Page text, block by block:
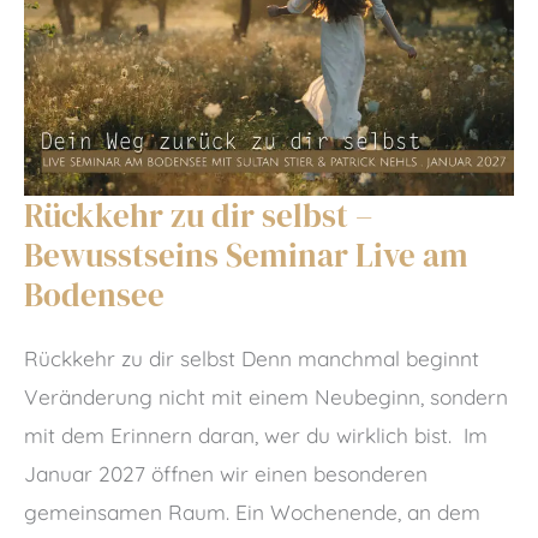
Rückkehr zu dir selbst –
Bewusstseins Seminar Live am
Bodensee
Rückkehr zu dir selbst Denn manchmal beginnt
Veränderung nicht mit einem Neubeginn, sondern
mit dem Erinnern daran, wer du wirklich bist. Im
Januar 2027 öffnen wir einen besonderen
gemeinsamen Raum. Ein Wochenende, an dem